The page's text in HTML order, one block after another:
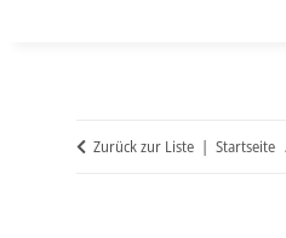
Zurück zur Liste Startseite